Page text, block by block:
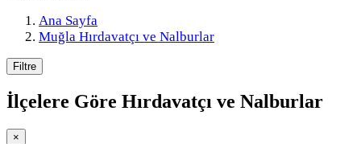
Ana Sayfa
Muğla Hırdavatçı ve Nalburlar
Filtre
İlçelere Göre Hırdavatçı ve Nalburlar
×